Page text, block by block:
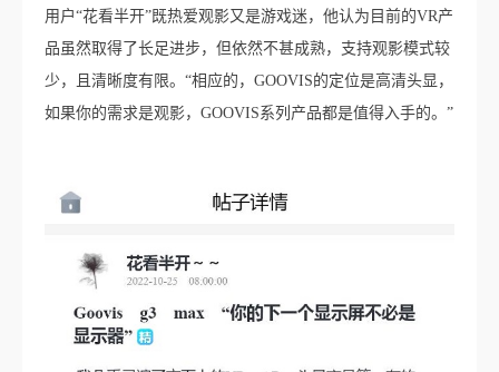
用户“花看半开”既热爱观影又是游戏迷，他认为目前的VR产
品虽然取得了长足进步，但依然不甚成熟，支持观影模式较
少，且清晰度有限。“相应的，GOOVIS的定位是高清头显，
如果你的需求是观影，GOOVIS系列产品都是值得入手的。”